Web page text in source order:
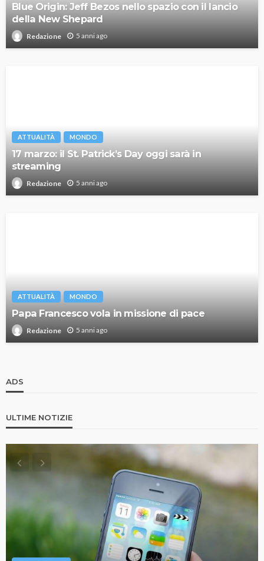
Blue Origin: Jeff Bezos nello spazio con il lancio
della New Shepard
Redazione 5 anni ago
ATTUALITÀ MONDO
17 marzo: il St. Patrick’s Day oggi sarà in
streaming
Redazione 5 anni ago
ATTUALITÀ MONDO
Papa Francesco vola in missione di pace
Redazione 5 anni ago
ADS
ULTIME NOTIZIE